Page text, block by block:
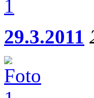
29.3.2011